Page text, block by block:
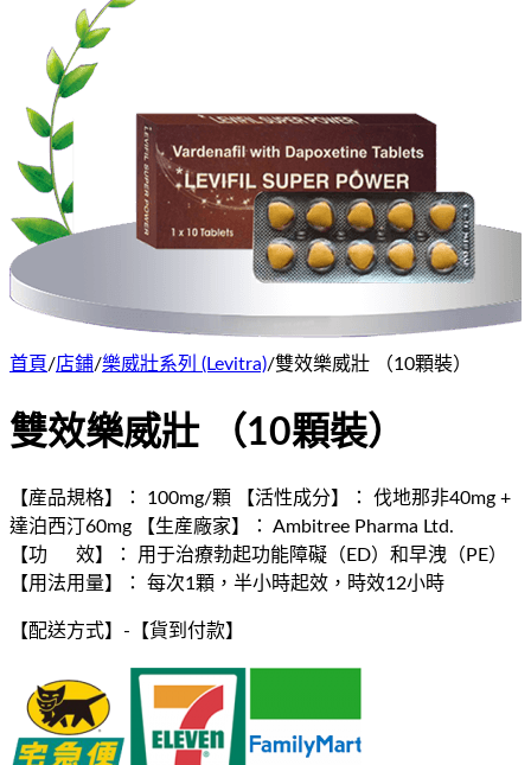
首頁/店鋪/樂威壯系列 (Levitra)/雙效樂威壯 （10顆裝）
雙效樂威壯 （10顆裝）
【産品規格】： 100mg/顆 【活性成分】： 伐地那非40mg +
達泊西汀60mg 【生産廠家】： Ambitree Pharma Ltd.
【功 效】： 用于治療勃起功能障礙（ED）和早洩（PE）
【用法用量】： 每次1顆，半小時起效，時效12小時
【配送方式】 - 【貨到付款】